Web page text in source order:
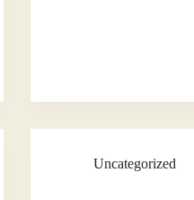
Uncategorized